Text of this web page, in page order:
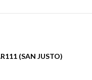
(SAN JUSTO)